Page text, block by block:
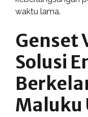
waktu lama.
Genset
Solusi
Maluku